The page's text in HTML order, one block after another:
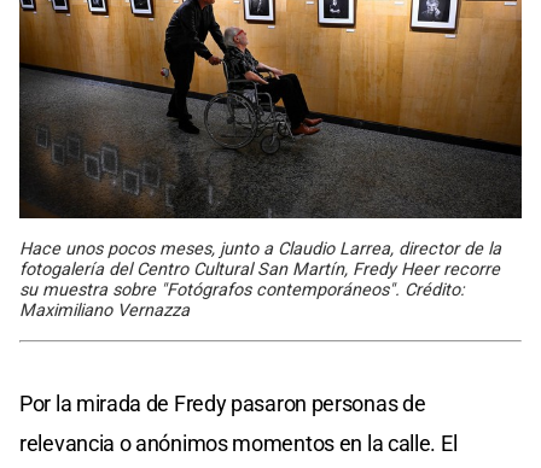
Hace unos pocos meses, junto a Claudio Larrea, director de la
fotogalería del Centro Cultural San Martín, Fredy Heer recorre
su muestra sobre "Fotógrafos contemporáneos". Crédito:
Maximiliano Vernazza
Por la mirada de Fredy pasaron personas de
relevancia o anónimos momentos en la calle. El